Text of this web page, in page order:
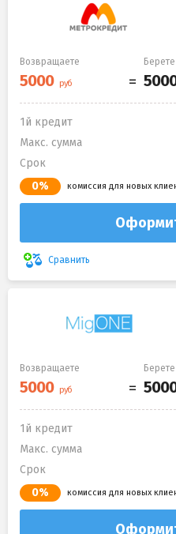
Возвращаете Берете
1й кредит
Макс. сумма
Срок
0% комиссия для новых
Сравнить
Возвращаете Берете
1й кредит
Макс. сумма
Срок
0% комиссия для новых